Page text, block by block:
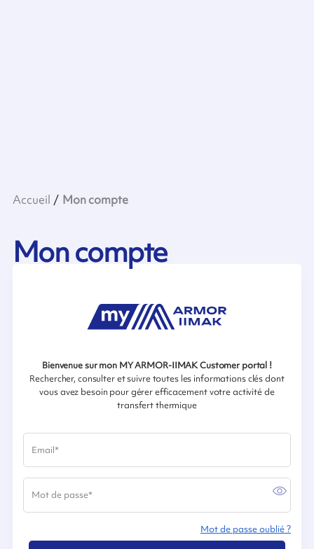
Accueil Mon compte
Mon compte
Bienvenue sur mon MY ARMOR-IIMAK Customer portal !
Rechercher, consulter et suivre toutes les informations clés dont
vous avez besoin pour gérer efficacement votre activité de
transfert thermique
Email*
Mot de passe*
Mot de passe oublié ?